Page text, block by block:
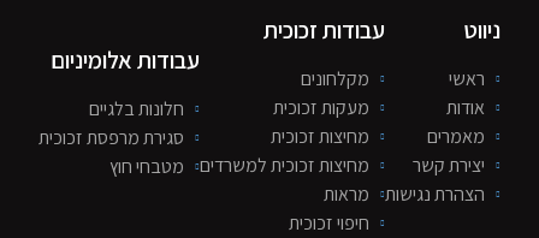
ראשי
אודות
מאמרים
יצירת קשר
הצהרת נגישות
עבודות זכוכית
מקלחונים
מעקות זכוכית
מחיצות זכוכית
מחיצות זכוכית למשרדים
מראות
חיפוי זכוכית
עבודות אלומיניום
חלונות בלגיים
סגירת מרפסת זכוכית
מטבחי חוץ